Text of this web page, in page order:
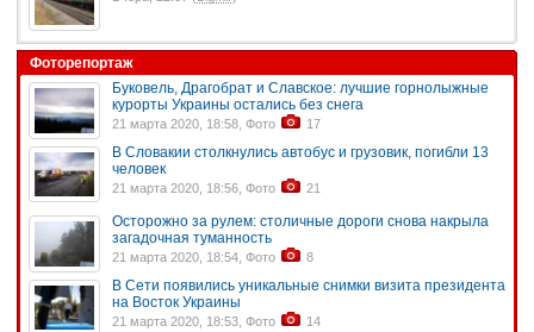
Фоторепортаж
Буковель, Драгобрат и Славское: лучшие горнолыжные
курорты Украины остались без снега
21 марта 2020, 18:58, Фото 17
В Словакии столкнулись автобус и грузовик, погибли 13
человек
21 марта 2020, 18:56, Фото 21
Осторожно за рулем: столичные дороги снова накрыла
загадочная туманность
21 марта 2020, 18:54, Фото 8
В Сети появились уникальные снимки визита президента
на Восток Украины
21 марта 2020, 18:53, Фото 14